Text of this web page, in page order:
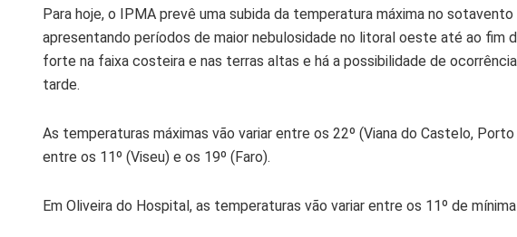
Para hoje, o IPMA prevê uma subida da temperatura máxima no
apresentando períodos de maior nebulosidade no litoral oeste até ao fim
forte na faixa costeira e nas terras altas e há a possibilidade de
tarde.
As temperaturas máximas vão variar entre os 22º (Viana do Castelo,
entre os 11º (Viseu) e os 19º (Faro).
Em Oliveira do Hospital, as temperaturas vão variar entre os 11º de